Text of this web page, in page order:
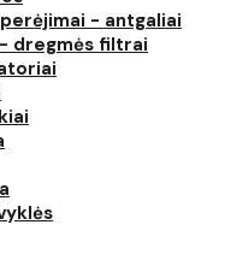
- antgaliai
dregmės filtrai